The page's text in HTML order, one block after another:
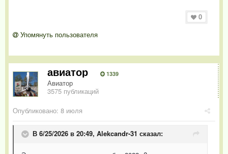
0
Упомянуть пользователя
авиатор 1339
Авиатор
3575 публикаций
Опубликовано: 8 июля
В 6/25/2026 в 20:49, Alekcandr-31 сказал: